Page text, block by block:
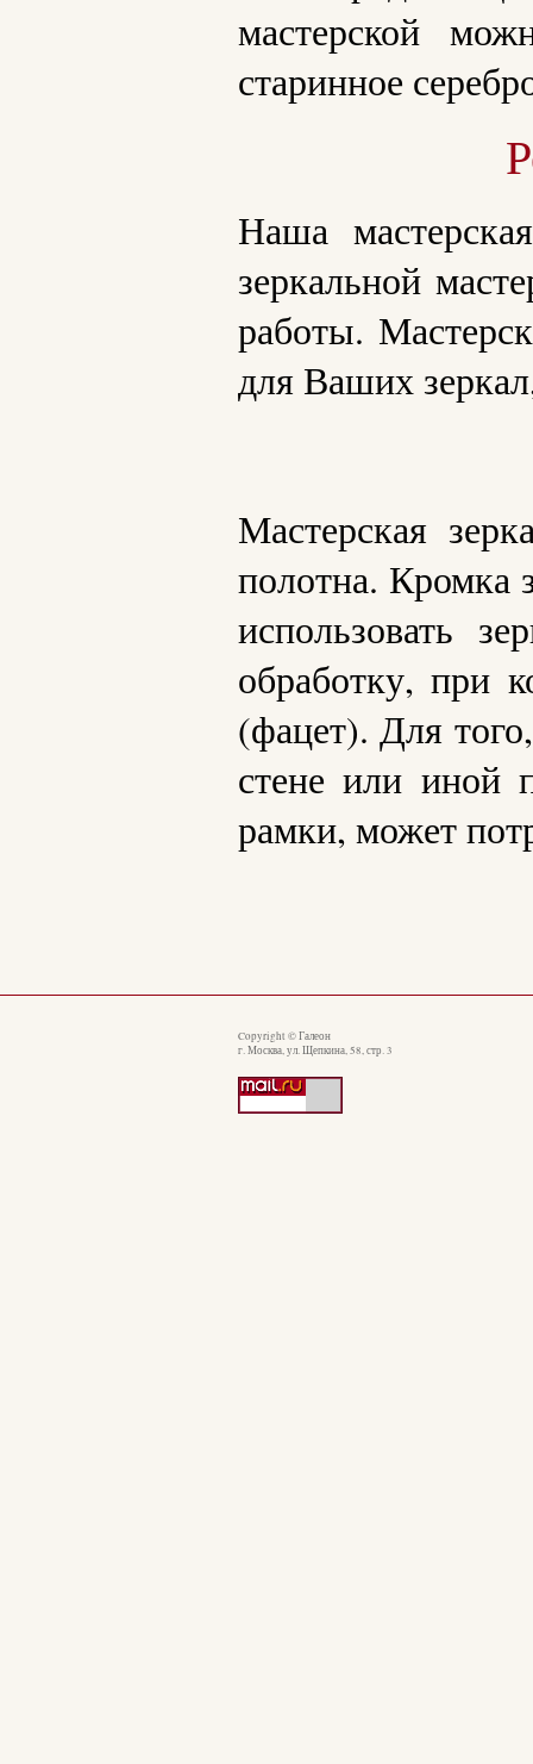
мастерской
старинное
Наша
зеркальной
работы.
для Ваших
Мастерская
полотна. Кромка
использовать
обработку, при
(фацет). Для
стене или иной
рамки, может
Copyright © Галеон
г. Москва, ул. Щепкина, 58, стр. 3